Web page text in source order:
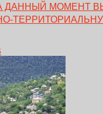
ДАННЫЙ МОМЕНТ